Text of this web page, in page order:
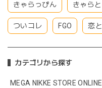
きゃらっぴん きゃら
ついコレ FGO 恋
カテゴリから探す
MEGA NIKKE STORE ONLINE